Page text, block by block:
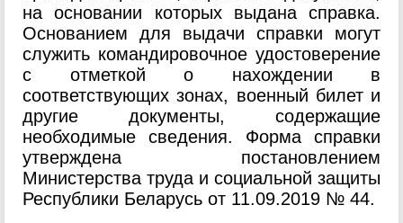
на основании которых выдана справка.
Основанием для выдачи справки могут
служить командировочное удостоверение
с отметкой о нахождении в
соответствующих зонах, военный билет и
другие документы, содержащие
необходимые сведения. Форма справки
утверждена постановлением
Министерства труда и социальной защиты
Республики Беларусь от 11.09.2019 № 44.